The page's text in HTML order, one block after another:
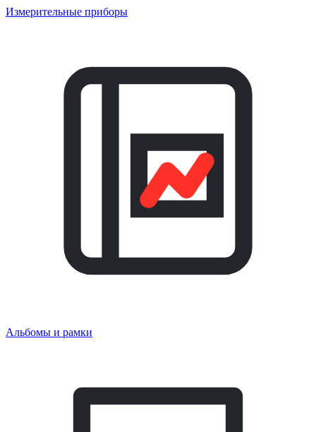
Измерительные приборы
Альбомы и рамки